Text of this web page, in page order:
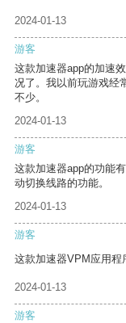
2024-01-13
游客
这款加速器app的加速
况了。我以前玩游戏经
不少。
2024-01-13
游客
这款加速器app的功能
动切换线路的功能。
2024-01-13
游客
这款加速器VPM应用程
2024-01-13
游客